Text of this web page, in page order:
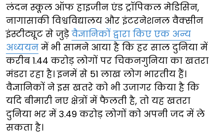
लंदन स्कूल ऑफ हाइजीन एंड ट्रॉपिकल मेडिसिन,
नागासाकी विश्वविद्यालय और इंटरनेशनल वैक्सीन
इंस्टीट्यूट से जुड़े वैज्ञानिकों द्वारा किए एक अन्य
अध्ययन में भी सामने आया है कि हर साल दुनिया में
करीब 1.44 करोड़ लोगों पर चिकनगुनिया का खतरा
मंडरा रहा है। इनमें से 51 लाख लोग भारतीय हैं।
वैज्ञानिकों ने इस खतरे को भी उजागर किया है कि
यदि बीमारी नए क्षेत्रों में फैलती है, तो यह खतरा
दुनिया भर में 3.49 करोड़ लोगों को अपनी जद में ले
सकता है।